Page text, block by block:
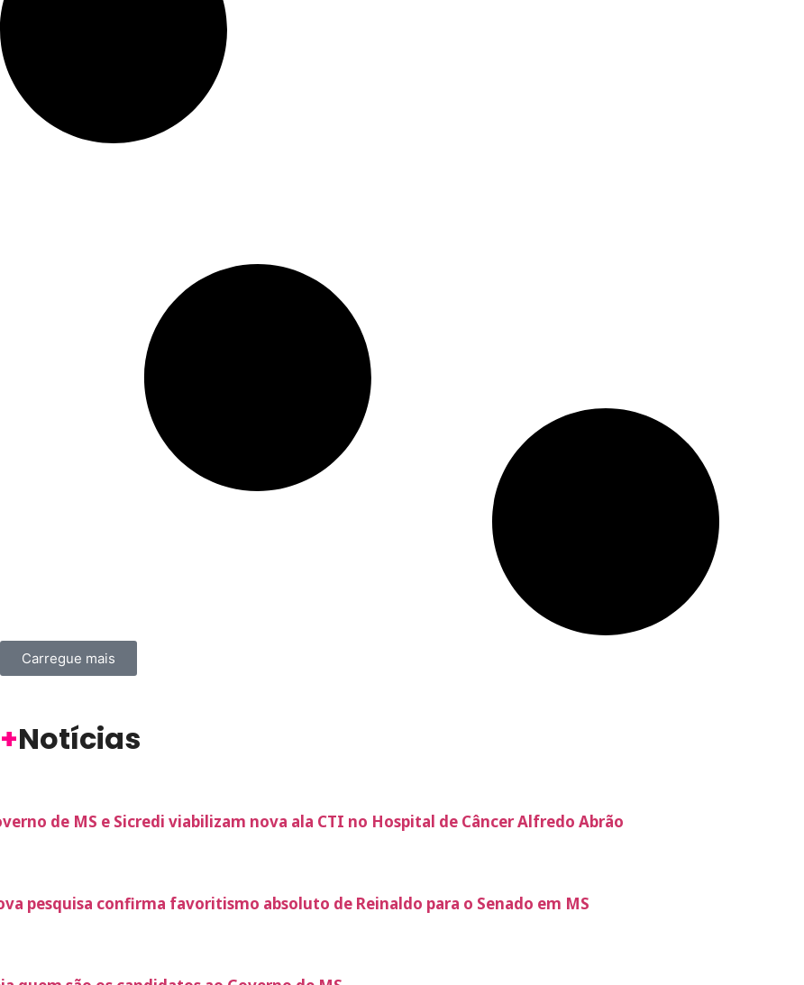
Carregue mais
+Notícias
de MS e Sicredi viabilizam nova ala CTI no Hospital de Câncer Alfredo Abrão
pesquisa confirma favoritismo absoluto de Reinaldo para o Senado em MS